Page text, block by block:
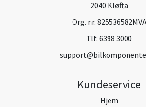
2040 Kløfta
Org. nr. 825536582MVA
Tlf: 6398 3000
Kundeservice
Hjem